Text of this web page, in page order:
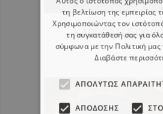
ΚΑΘΡΕΦΤΕΣ
τη βελτίωση της εμπειρίας
Χρησιμοποιώντας τον
τη συγκατάθεσή σας για
σύμφωνα με την Πολιτική μας
Διαβάστε
ΑΠΟΛΎΤΩΣ
ΑΠΌΔΟΣΗΣ